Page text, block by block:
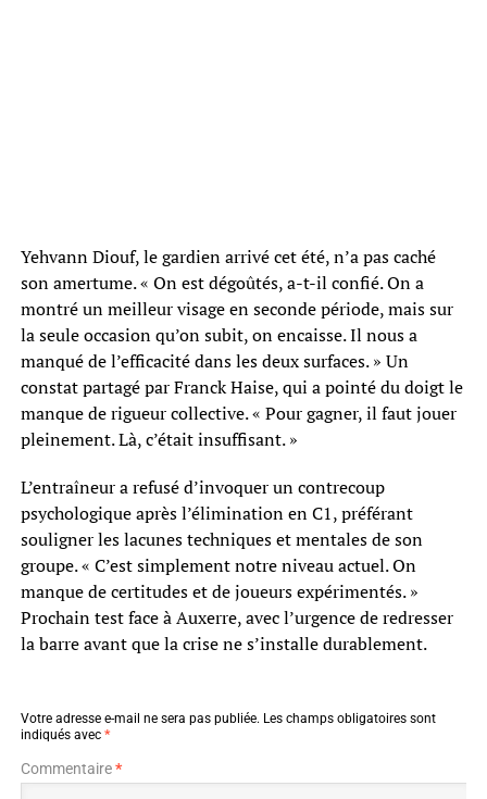
Yehvann Diouf, le gardien arrivé cet été, n’a pas caché
son amertume. « On est dégoûtés, a-t-il confié. On a
montré un meilleur visage en seconde période, mais sur
la seule occasion qu’on subit, on encaisse. Il nous a
manqué de l’efficacité dans les deux surfaces. » Un
constat partagé par Franck Haise, qui a pointé du doigt le
manque de rigueur collective. « Pour gagner, il faut jouer
pleinement. Là, c’était insuffisant. »
L’entraîneur a refusé d’invoquer un contrecoup
psychologique après l’élimination en C1, préférant
souligner les lacunes techniques et mentales de son
groupe. « C’est simplement notre niveau actuel. On
manque de certitudes et de joueurs expérimentés. »
Prochain test face à Auxerre, avec l’urgence de redresser
la barre avant que la crise ne s’installe durablement.
Votre adresse e-mail ne sera pas publiée. Les champs obligatoires sont
indiqués avec *
Commentaire*